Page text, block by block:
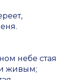
небе стая
живым;